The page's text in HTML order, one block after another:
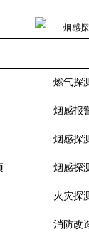
燃气探
烟感报
烟感探
烟感探
火灾探
消防改